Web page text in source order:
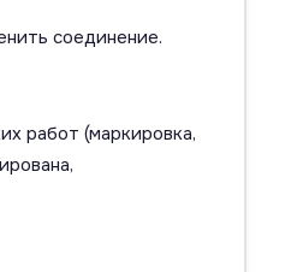
соединение.
работ (маркировка,